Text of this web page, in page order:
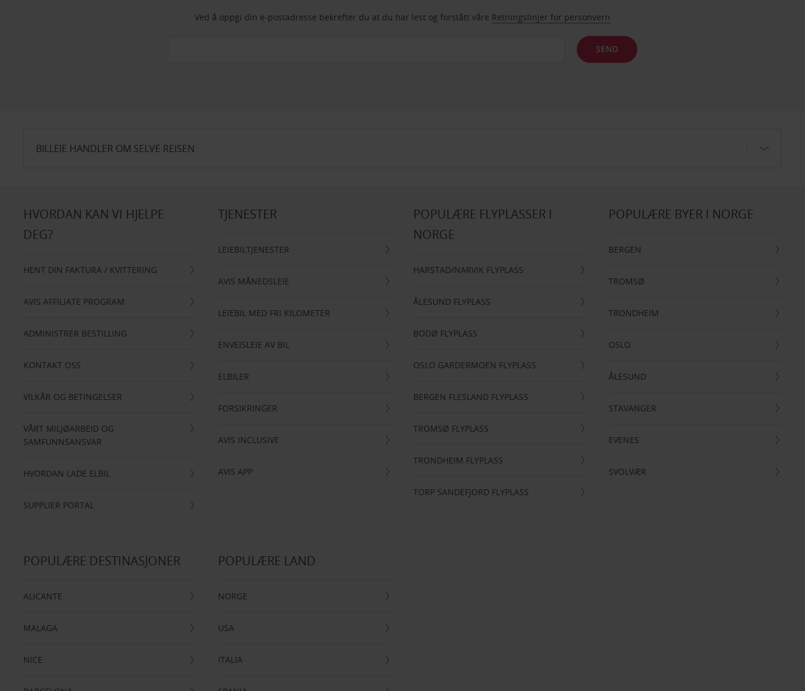
Ved å oppgi din e-postadresse bekrefter du at du har lest og forstått våre Retningslinjer for personvern
SEND
BILLEIE HANDLER OM SELVE REISEN
HVORDAN KAN VI HJELPE
DEG?
HENT DIN FAKTURA / KVITTERING
AVIS AFFILIATE PROGRAM
ADMINISTRER BESTILLING
KONTAKT OSS
VILKÅR OG BETINGELSER
VÅRT MILJØARBEID OG
SAMFUNNSANSVAR
HVORDAN LADE ELBIL
SUPPLIER PORTAL
TJENESTER
LEIEBILTJENESTER
AVIS MÅNEDSLEIE
LEIEBIL MED FRI KILOMETER
ENVEISLEIE AV BIL
ELBILER
FORSIKRINGER
AVIS INCLUSIVE
AVIS APP
POPULÆRE FLYPLASSER I
NORGE
HARSTAD/NARVIK FLYPLASS
ÅLESUND FLYPLASS
BODØ FLYPLASS
OSLO GARDERMOEN FLYPLASS
BERGEN FLESLAND FLYPLASS
TROMSØ FLYPLASS
TRONDHEIM FLYPLASS
TORP SANDEFJORD FLYPLASS
POPULÆRE BYER I NORGE
BERGEN
TROMSØ
TRONDHEIM
OSLO
ÅLESUND
STAVANGER
EVENES
SVOLVÆR
POPULÆRE DESTINASJONER
ALICANTE
MALAGA
NICE
POPULÆRE LAND
NORGE
USA
ITALIA